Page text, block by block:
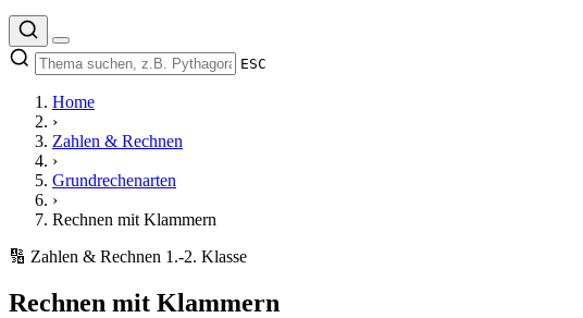
ESC
Home
›
Zahlen & Rechnen
›
Grundrechenarten
›
Rechnen mit Klammern
🔢 Zahlen & Rechnen 1.-2. Klasse
Rechnen mit Klammern